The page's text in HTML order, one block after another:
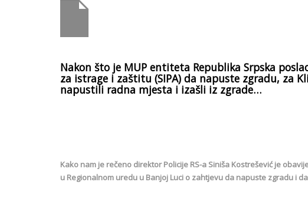
Nakon što je MUP entiteta Republika Srpska
za istrage i zaštitu (SIPA) da napuste zgradu, za
napustili radna mjesta i izašli iz zgrade…
Kako nam je rečeno direktor Policije RS-a Siniša Kostrešević je
u Regionalnom uredu u Banjoj Luci o zahtjevu da napuste zgradu i